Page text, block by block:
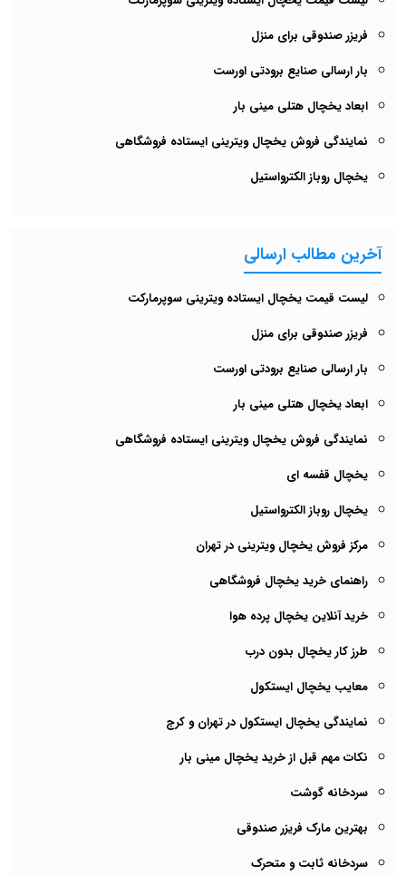
فریزر صندوقی برای منزل
بار ارسالی صنایع برودتی اورست
ابعاد یخچال هتلی مینی بار
نمایندگی فروش یخچال ویترینی ایستاده فروشگاهی
یخچال روباز الکترواستیل
آخرین مطالب ارسالی
لیست قیمت یخچال ایستاده ویترینی سوپرمارکت
فریزر صندوقی برای منزل
بار ارسالی صنایع برودتی اورست
ابعاد یخچال هتلی مینی بار
نمایندگی فروش یخچال ویترینی ایستاده فروشگاهی
یخچال قفسه ای
یخچال روباز الکترواستیل
مرکز فروش یخچال ویترینی در تهران
راهنمای خرید یخچال فروشگاهی
خرید آنلاین یخچال پرده هوا
طرز کار یخچال بدون درب
معایب یخچال ایستکول
نمایندگی یخچال ایستکول در تهران و کرج
نکات مهم قبل از خرید یخچال مینی بار
سردخانه گوشت
بهترین مارک فریزر صندوقی
سردخانه ثابت و متحرک